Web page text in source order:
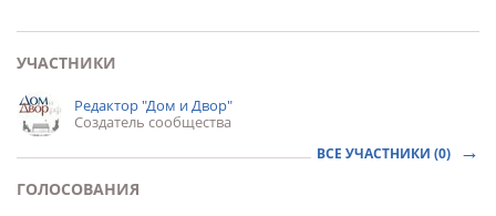
УЧАСТНИКИ
Редактор "Дом и Двор"
Создатель сообщества
ВСЕ УЧАСТНИКИ (0)
ГОЛОСОВАНИЯ